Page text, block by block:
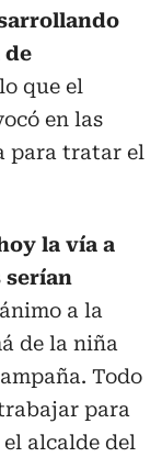
de
que el
en las
para tratar el
la vía a
serían
a la
de la niña
Todo
para
alcalde del